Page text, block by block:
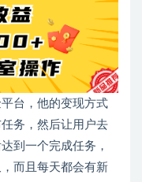
台，他的变现方式
务，然后让用户去
到一个完成任务，
而且每天都会有新